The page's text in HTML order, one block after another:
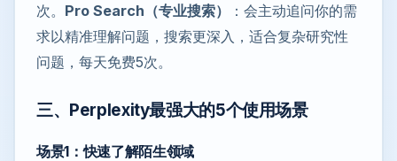
次。 Pro Search（专业搜索）
：会主动追问你的需
求以精准理解问题，搜索更深入，适合复杂研究性
问题，每天免费5次。
三、Perplexity最强大的5个使用场景
场景1：快速了解陌生领域